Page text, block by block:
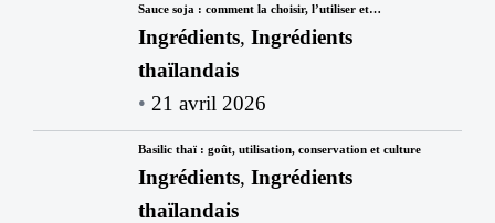
Sauce soja : comment la choisir, l’utiliser et…
Ingrédients, Ingrédients
thaïlandais
21 avril 2026
Basilic thaï : goût, utilisation, conservation et culture
Ingrédients, Ingrédients
thaïlandais